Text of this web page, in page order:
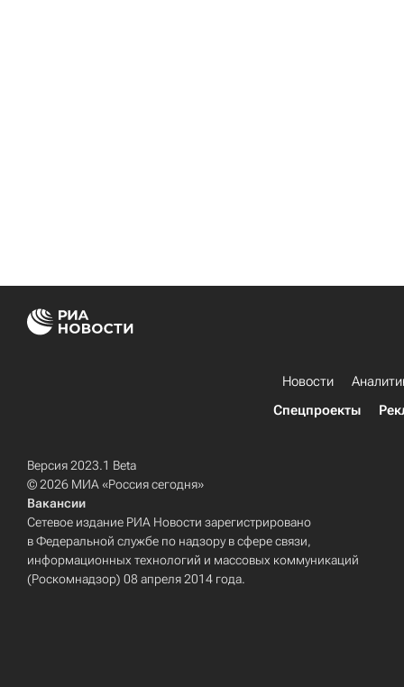
Новости
Спецпроекты
Версия 2023.1 Beta
© 2026 МИА «Россия сегодня»
Вакансии
Сетевое издание РИА Новости зарегистрировано
в Федеральной службе по надзору в сфере связи,
информационных технологий и массовых коммуникаций
(Роскомнадзор) 08 апреля 2014 года.